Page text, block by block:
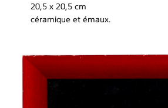
20,5 x 20,5 cm
céramique et émaux.